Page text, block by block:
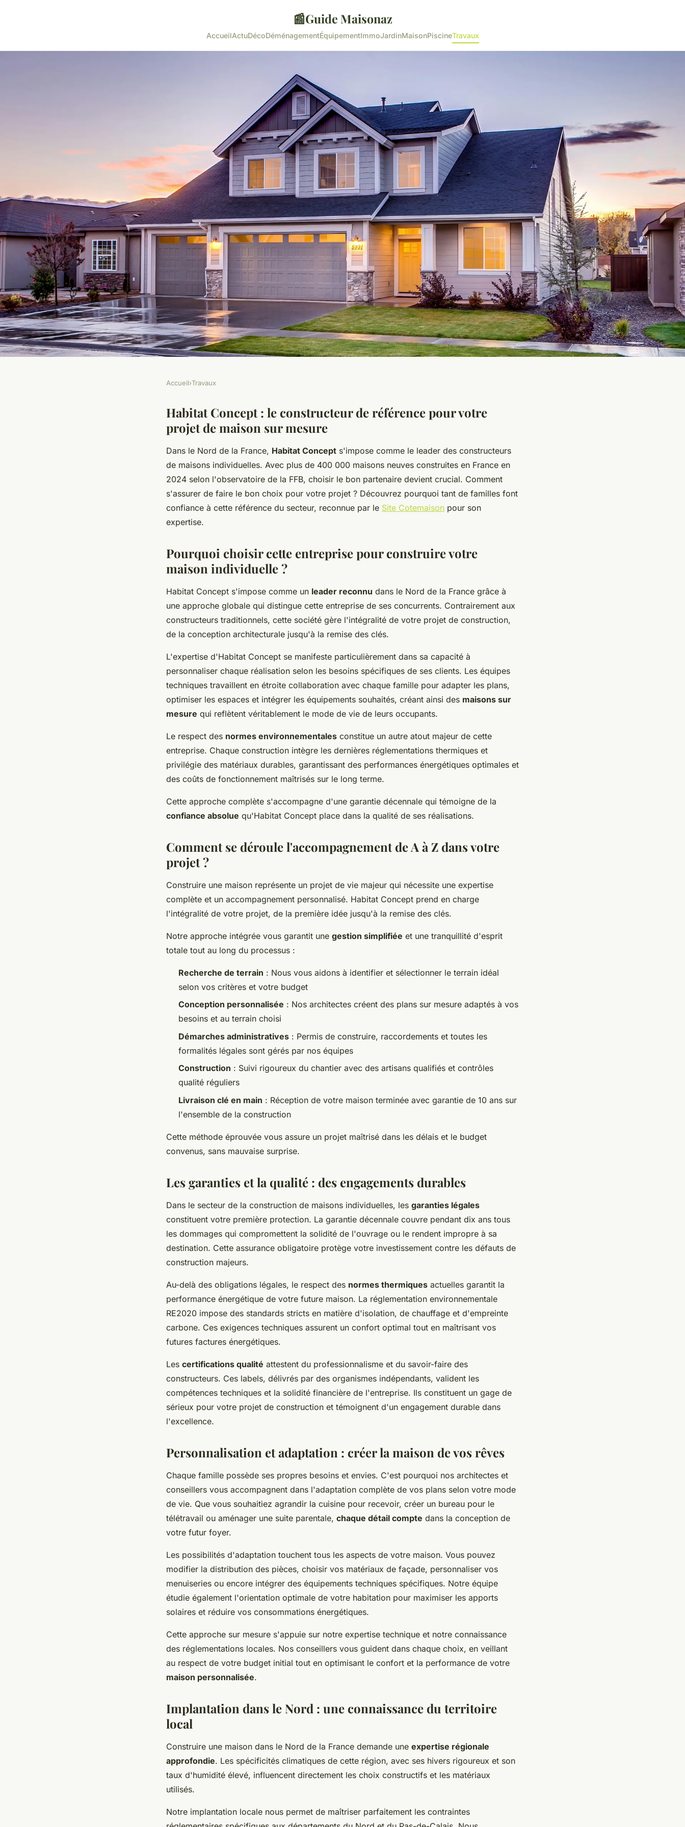
📰Guide Maisonaz
AccueilActuDécoDéménagementÉquipementImmoJardinMaisonPiscineTravaux
Habitat concept maison : un
accompagnement sur mesure pour
Accueil›Travaux
Habitat Concept : le constructeur de référence pour votre
projet de maison sur mesure
Dans le Nord de la France, Habitat Concept s'impose comme le leader des constructeurs
de maisons individuelles. Avec plus de 400 000 maisons neuves construites en France en
2024 selon l'observatoire de la FFB, choisir le bon partenaire devient crucial. Comment
s'assurer de faire le bon choix pour votre projet ? Découvrez pourquoi tant de familles font
confiance à cette référence du secteur, reconnue par le Site Cotemaison pour son
expertise.
Pourquoi choisir cette entreprise pour construire votre
maison individuelle ?
Habitat Concept s'impose comme un leader reconnu dans le Nord de la France grâce à
une approche globale qui distingue cette entreprise de ses concurrents. Contrairement aux
constructeurs traditionnels, cette société gère l'intégralité de votre projet de construction,
de la conception architecturale jusqu'à la remise des clés.
L'expertise d'Habitat Concept se manifeste particulièrement dans sa capacité à
personnaliser chaque réalisation selon les besoins spécifiques de ses clients. Les équipes
techniques travaillent en étroite collaboration avec chaque famille pour adapter les plans,
optimiser les espaces et intégrer les équipements souhaités, créant ainsi des maisons sur
mesure qui reflètent véritablement le mode de vie de leurs occupants.
Le respect des normes environnementales constitue un autre atout majeur de cette
entreprise. Chaque construction intègre les dernières réglementations thermiques et
privilégie des matériaux durables, garantissant des performances énergétiques optimales et
des coûts de fonctionnement maîtrisés sur le long terme.
Cette approche complète s'accompagne d'une garantie décennale qui témoigne de la
confiance absolue qu'Habitat Concept place dans la qualité de ses réalisations.
Comment se déroule l'accompagnement de A à Z dans votre
projet ?
Construire une maison représente un projet de vie majeur qui nécessite une expertise
complète et un accompagnement personnalisé. Habitat Concept prend en charge
l'intégralité de votre projet, de la première idée jusqu'à la remise des clés.
Notre approche intégrée vous garantit une gestion simplifiée et une tranquillité d'esprit
totale tout au long du processus :
Recherche de terrain : Nous vous aidons à identifier et sélectionner le terrain idéal
selon vos critères et votre budget
Conception personnalisée : Nos architectes créent des plans sur mesure adaptés à vos
besoins et au terrain choisi
Démarches administratives : Permis de construire, raccordements et toutes les
formalités légales sont gérés par nos équipes
Construction : Suivi rigoureux du chantier avec des artisans qualifiés et contrôles
qualité réguliers
Livraison clé en main : Réception de votre maison terminée avec garantie de 10 ans sur
l'ensemble de la construction
Cette méthode éprouvée vous assure un projet maîtrisé dans les délais et le budget
convenus, sans mauvaise surprise.
Les garanties et la qualité : des engagements durables
Dans le secteur de la construction de maisons individuelles, les garanties légales
constituent votre première protection. La garantie décennale couvre pendant dix ans tous
les dommages qui compromettent la solidité de l'ouvrage ou le rendent impropre à sa
destination. Cette assurance obligatoire protège votre investissement contre les défauts de
construction majeurs.
Au-delà des obligations légales, le respect des normes thermiques actuelles garantit la
performance énergétique de votre future maison. La réglementation environnementale
RE2020 impose des standards stricts en matière d'isolation, de chauffage et d'empreinte
carbone. Ces exigences techniques assurent un confort optimal tout en maîtrisant vos
futures factures énergétiques.
Les certifications qualité attestent du professionnalisme et du savoir-faire des
constructeurs. Ces labels, délivrés par des organismes indépendants, valident les
compétences techniques et la solidité financière de l'entreprise. Ils constituent un gage de
sérieux pour votre projet de construction et témoignent d'un engagement durable dans
l'excellence.
Personnalisation et adaptation : créer la maison de vos rêves
Chaque famille possède ses propres besoins et envies. C'est pourquoi nos architectes et
conseillers vous accompagnent dans l'adaptation complète de vos plans selon votre mode
de vie. Que vous souhaitiez agrandir la cuisine pour recevoir, créer un bureau pour le
télétravail ou aménager une suite parentale, chaque détail compte dans la conception de
votre futur foyer.
Les possibilités d'adaptation touchent tous les aspects de votre maison. Vous pouvez
modifier la distribution des pièces, choisir vos matériaux de façade, personnaliser vos
menuiseries ou encore intégrer des équipements techniques spécifiques. Notre équipe
étudie également l'orientation optimale de votre habitation pour maximiser les apports
solaires et réduire vos consommations énergétiques.
Cette approche sur mesure s'appuie sur notre expertise technique et notre connaissance
des réglementations locales. Nos conseillers vous guident dans chaque choix, en veillant
au respect de votre budget initial tout en optimisant le confort et la performance de votre
maison personnalisée.
Implantation dans le Nord : une connaissance du territoire
local
Construire une maison dans le Nord de la France demande une expertise régionale
approfondie. Les spécificités climatiques de cette région, avec ses hivers rigoureux et son
taux d'humidité élevé, influencent directement les choix constructifs et les matériaux
utilisés.
Notre implantation locale nous permet de maîtriser parfaitement les contraintes